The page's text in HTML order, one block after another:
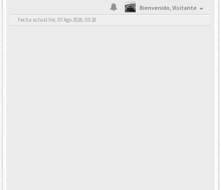
Bienvenido,Visitante
Fecha actual Vie, 07 Ago 2026, 03:28